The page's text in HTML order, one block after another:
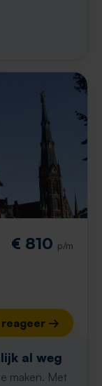
€ 810 p/m
reageer →
al weg
maken. Met